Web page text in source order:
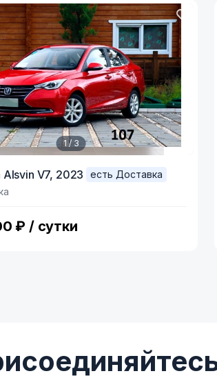
1 / 3
Alsvin V7, 2023
есть Доставка
₽ / сутки